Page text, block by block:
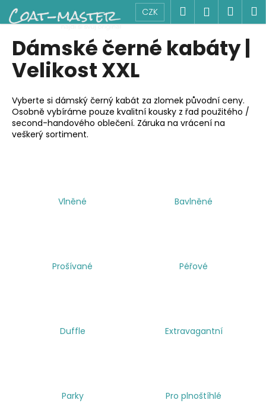
Přejít
na
obsah
CZK Hledat
Dámské černé kabáty |
Velikost XXL
Vyberte si dámský černý kabát za zlomek původní ceny.
Osobně vybíráme pouze kvalitní kousky z řad použitého /
second-handového oblečení. Záruka na vrácení na
veškerý sortiment.
Vlněné Bavlněné
Prošívané Péřové
Duffle Extravagantní
Parky Pro plnoštíhlé
o
C
o
p
o
t
ř